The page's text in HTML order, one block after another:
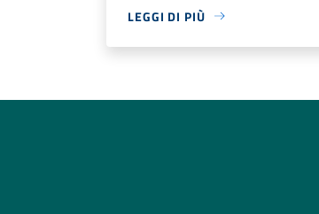
LEGGI DI PIÙ